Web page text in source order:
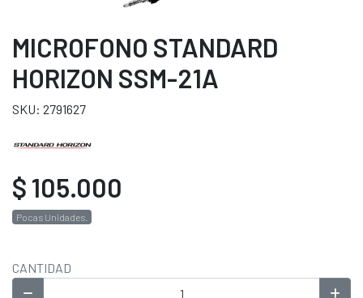
MICROFONO STANDARD
HORIZON SSM-21A
SKU: 2791627
$ 105.000
Pocas Unidades.
CANTIDAD